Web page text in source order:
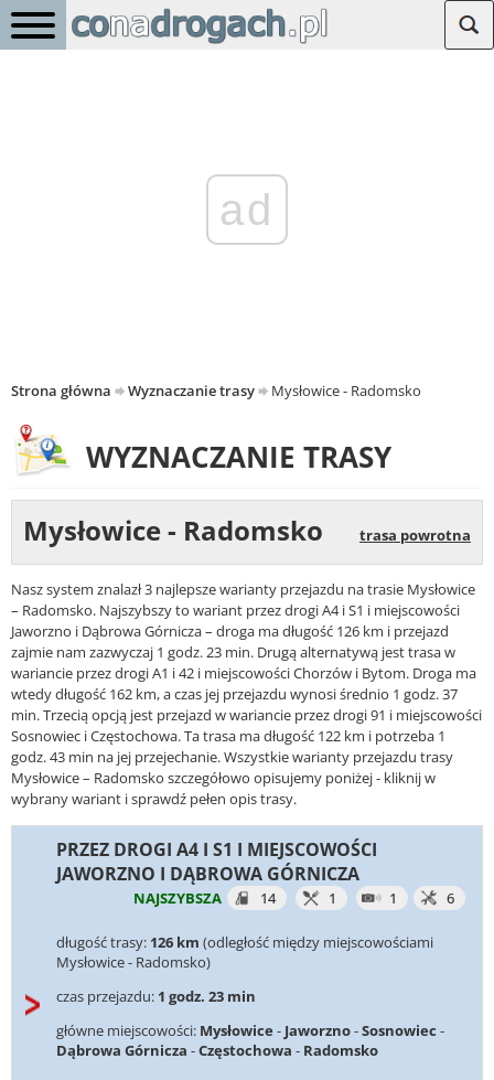
ad
Strona główna Wyznaczanie trasy Mysłowice - Radomsko
WYZNACZANIE TRASY
Mysłowice - Radomsko trasa powrotna
Nasz system znalazł 3 najlepsze warianty przejazdu na trasie Mysłowice
– Radomsko. Najszybszy to wariant przez drogi A4 i S1 i miejscowości
Jaworzno i Dąbrowa Górnicza – droga ma długość 126 km i przejazd
zajmie nam zazwyczaj 1 godz. 23 min. Drugą alternatywą jest trasa w
wariancie przez drogi A1 i 42 i miejscowości Chorzów i Bytom. Droga ma
wtedy długość 162 km, a czas jej przejazdu wynosi średnio 1 godz. 37
min. Trzecią opcją jest przejazd w wariancie przez drogi 91 i miejscowości
Sosnowiec i Częstochowa. Ta trasa ma długość 122 km i potrzeba 1
godz. 43 min na jej przejechanie. Wszystkie warianty przejazdu trasy
Mysłowice – Radomsko szczegółowo opisujemy poniżej - kliknij w
wybrany wariant i sprawdź pełen opis trasy.
PRZEZ DROGI A4 I S1 I MIEJSCOWOŚCI
JAWORZNO I DĄBROWA GÓRNICZA
NAJSZYBSZA 14 1 1 6
długość trasy: 126 km (odległość między miejscowościami
Mysłowice - Radomsko)
czas przejazdu: 1 godz. 23 min
główne miejscowości: Mysłowice - Jaworzno-Sosnowiec -
Dąbrowa Górnicza -Częstochowa - Radomsko